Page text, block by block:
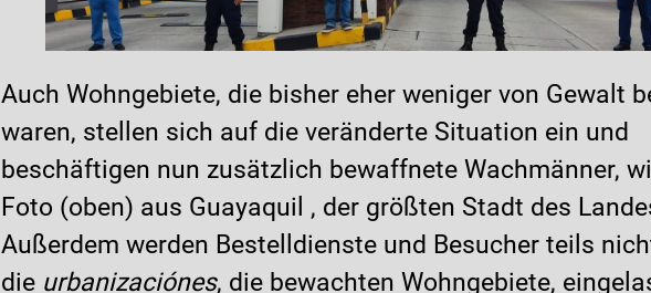
Auch Wohngebiete, die bisher eher weniger von Gewalt
waren, stellen sich auf die veränderte Situation ein und
beschäftigen nun zusätzlich bewaffnete Wachmänner,
Foto (oben) aus Guayaquil , der größten Stadt des
Außerdem werden Bestelldienste und Besucher teils
die urbanizaciónes, die bewachten Wohngebiete,